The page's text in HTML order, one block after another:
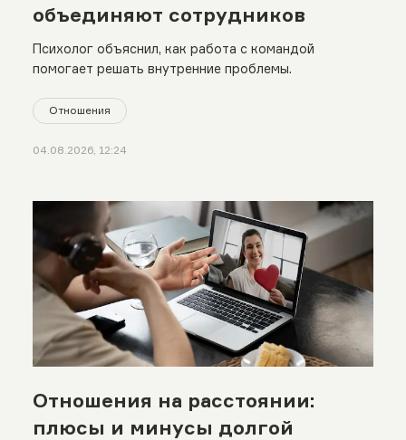
объединяют сотрудников
Психолог объяснил, как работа с командой
помогает решать внутренние проблемы.
Отношения
04.08.2026, 12:24
Отношения на расстоянии:
плюсы и минусы долгой